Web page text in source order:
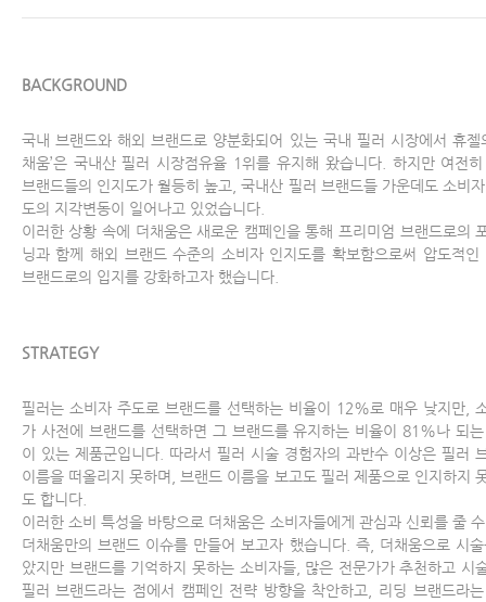
BACKGROUND
국내 브랜드와 해외 브랜드로 양분화되어 있는 국내 필러 시장에서 휴젤
채움’은 국내산 필러 시장점유율 1위를 유지해 왔습니다. 하지만 여전
브랜드들의 인지도가 월등히 높고, 국내산 필러 브랜드들 가운데도 소비
도의 지각변동이 일어나고 있었습니다.
이러한 상황 속에 더채움은 새로운 캠페인을 통해 프리미엄 브랜드로의
닝과 함께 해외 브랜드 수준의 소비자 인지도를 확보함으로써 압도적인
브랜드로의 입지를 강화하고자 했습니다.
STRATEGY
필러는 소비자 주도로 브랜드를 선택하는 비율이 12%로 매우 낮지만,
가 사전에 브랜드를 선택하면 그 브랜드를 유지하는 비율이 81%나 되
이 있는 제품군입니다. 따라서 필러 시술 경험자의 과반수 이상은 필러
이름을 떠올리지 못하며, 브랜드 이름을 보고도 필러 제품으로 인지하지
도 합니다.
이러한 소비 특성을 바탕으로 더채움은 소비자들에게 관심과 신뢰를 줄
더채움만의 브랜드 이슈를 만들어 보고자 했습니다. 즉, 더채움으로 시
았지만 브랜드를 기억하지 못하는 소비자들, 많은 전문가가 추천하고 시
필러 브랜드라는 점에서 캠페인 전략 방향을 착안하고, 리딩 브랜드라